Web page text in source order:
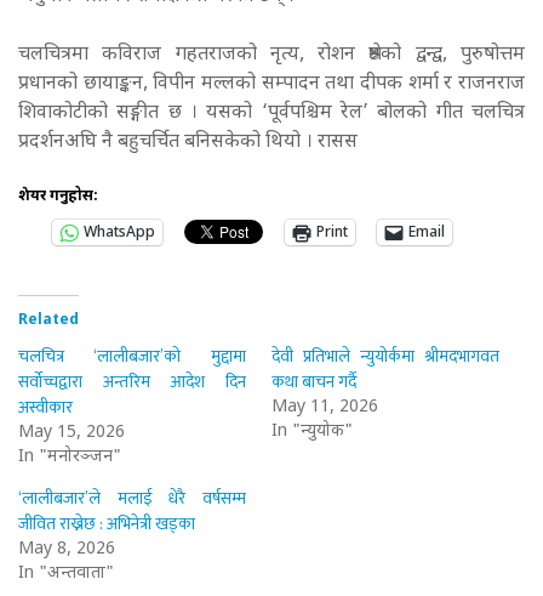
चलचित्रमा कविराज गहतराजको नृत्य, रोशन श्रेष्ठको द्वन्द्व, पुरुषोत्तम
प्रधानको छायाङ्कन, विपीन मल्लको सम्पादन तथा दीपक शर्मा र राजनराज
शिवाकोटीको सङ्गीत छ । यसको ‘पूर्वपश्चिम रेल’ बोलको गीत चलचित्र
प्रदर्शनअघि नै बहुचर्चित बनिसकेको थियो । रासस
शेयर गर्नुहोस:
WhatsApp
Print Email
Related
चलचित्र ‘लालीबजार’को मुद्दामा
सर्वोच्चद्वारा अन्तरिम आदेश दिन
अस्वीकार
May 15, 2026
In "मनोरञ्जन"
देवी प्रतिभाले न्युयोर्कमा श्रीमदभागवत
कथा बाचन गर्दै
May 11, 2026
In "न्युयोर्क"
‘लालीबजार’ले मलाई धेरै वर्षसम्म
जीवित राख्नेछ : अभिनेत्री खड्का
May 8, 2026
In "अन्तर्वार्ता"